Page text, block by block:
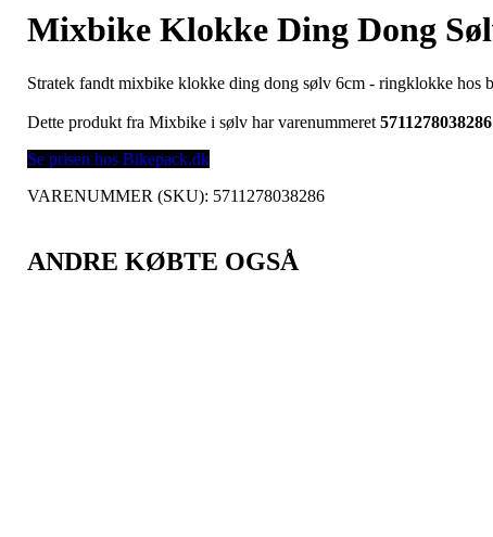
Mixbike Klokke Ding Dong
Stratek fandt mixbike klokke ding dong sølv 6cm - ringklokke hos
Dette produkt fra Mixbike i sølv har varenummeret5711278038286
Se prisen hos Bikepack.dk
VARENUMMER (SKU): 5711278038286
ANDRE KØBTE OGSÅ